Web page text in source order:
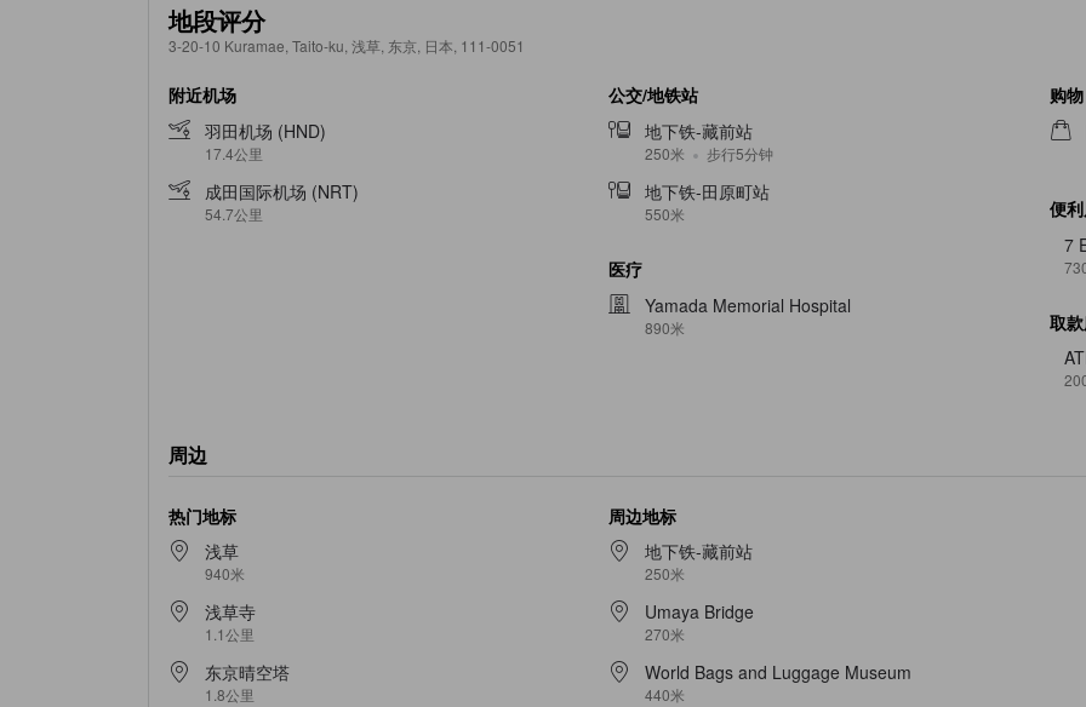
地段评分
3-20-10 Kuramae, Taito-ku, 浅草, 东京, 日本, 111-0051
附近机场
羽田机场 (HND)
17.4公里
成田国际机场 (NRT)
54.7公里
公交/地铁站
地下铁-藏前站
250米 步行5分钟
地下铁-田原町站
550米
医疗
Yamada Memorial Hospital
890米
购物
便
7
取
周边
热门地标
浅草
940米
浅草寺
1.1公里
东京晴空塔
1.8公里
周边地标
地下铁-藏前站
250米
Umaya Bridge
270米
World Bags and Luggage Museum
440米